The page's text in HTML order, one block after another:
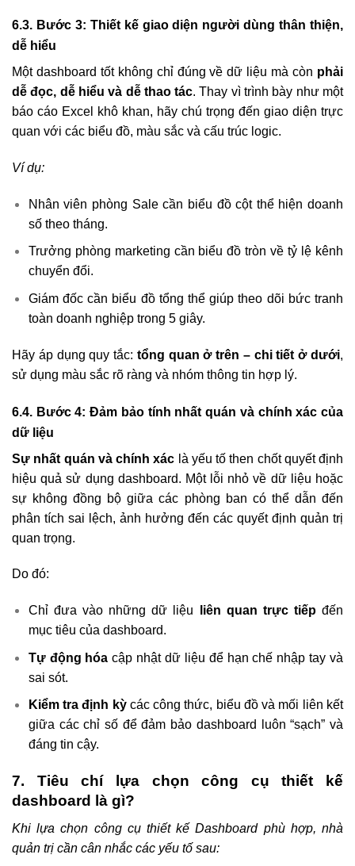
6.3. Bước 3: Thiết kế giao diện người dùng thân thiện,
dễ hiểu
Một dashboard tốt không chỉ đúng về dữ liệu mà còn phải
dễ đọc, dễ hiểu và dễ thao tác. Thay vì trình bày như một
báo cáo Excel khô khan, hãy chú trọng đến giao diện trực
quan với các biểu đồ, màu sắc và cấu trúc logic.
Ví dụ:
Nhân viên phòng Sale cần biểu đồ cột thể hiện doanh
số theo tháng.
Trưởng phòng marketing cần biểu đồ tròn về tỷ lệ kênh
chuyển đổi.
Giám đốc cần biểu đồ tổng thể giúp theo dõi bức tranh
toàn doanh nghiệp trong 5 giây.
Hãy áp dụng quy tắc: tổng quan ở trên – chi tiết ở dưới,
sử dụng màu sắc rõ ràng và nhóm thông tin hợp lý.
6.4. Bước 4: Đảm bảo tính nhất quán và chính xác của
dữ liệu
Sự nhất quán và chính xác là yếu tố then chốt quyết định
hiệu quả sử dụng dashboard. Một lỗi nhỏ về dữ liệu hoặc
sự không đồng bộ giữa các phòng ban có thể dẫn đến
phân tích sai lệch, ảnh hưởng đến các quyết định quản trị
quan trọng.
Do đó:
Chỉ đưa vào những dữ liệu liên quan trực tiếpđến
mục tiêu của dashboard.
Tự động hóa cập nhật dữ liệu để hạn chế nhập tay và
sai sót.
Kiểm tra định kỳcác công thức, biểu đồ và mối liên kết
giữa các chỉ số để đảm bảo dashboard luôn “sạch” và
đáng tin cậy.
7. Tiêu chí lựa chọn công cụ thiết kế
dashboard là gì?
Khi lựa chọn công cụ thiết kế Dashboard phù hợp, nhà
quản trị cần cân nhắc các yếu tố sau: